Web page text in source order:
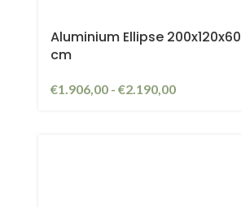
Aluminium Ellipse 200x120x60
cm
€1.906,00 - €2.190,00